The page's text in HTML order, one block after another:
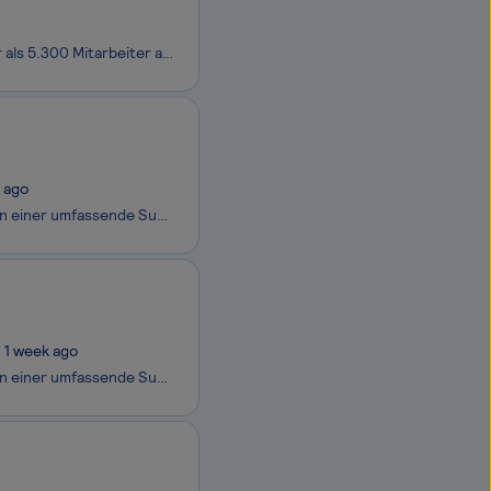
Bei CANCOM erwartet dich ein innovatives, agiles und nachhaltiges Umfeld: Mehr als 5.300 Mitarbeiter arbeiten tagtäglich daran, mit Hilfe moderner IT-Lösungen die Zusammenarbeit und den Austausch in verschiedenen Lebensbereichen zu verbessern. Du hast Lust ein Teil davon zu sein und den nächsten Kar
ago
Mit mehr als 1.600 Kunden zählt die EPG zu den international führenden Anbietern einer umfassende Supply Chain Execution Suite (EPG ONE) und bietet WMS-, WCS-, WFM-, TMS- und Voice-Lösungen zur Optimierung von Logistikprozessen. Logistik-Consulting, Cloud-Services, Managed Services und Logistik-Schu
1 week ago
Mit mehr als 1.600 Kunden zählt die EPG zu den international führenden Anbietern einer umfassende Supply Chain Execution Suite (EPG ONE) und bietet WMS-, WCS-, WFM-, TMS- und Voice-Lösungen zur Optimierung von Logistikprozessen. Logistik-Consulting, Cloud-Services, Managed Services und Logistik-Schu